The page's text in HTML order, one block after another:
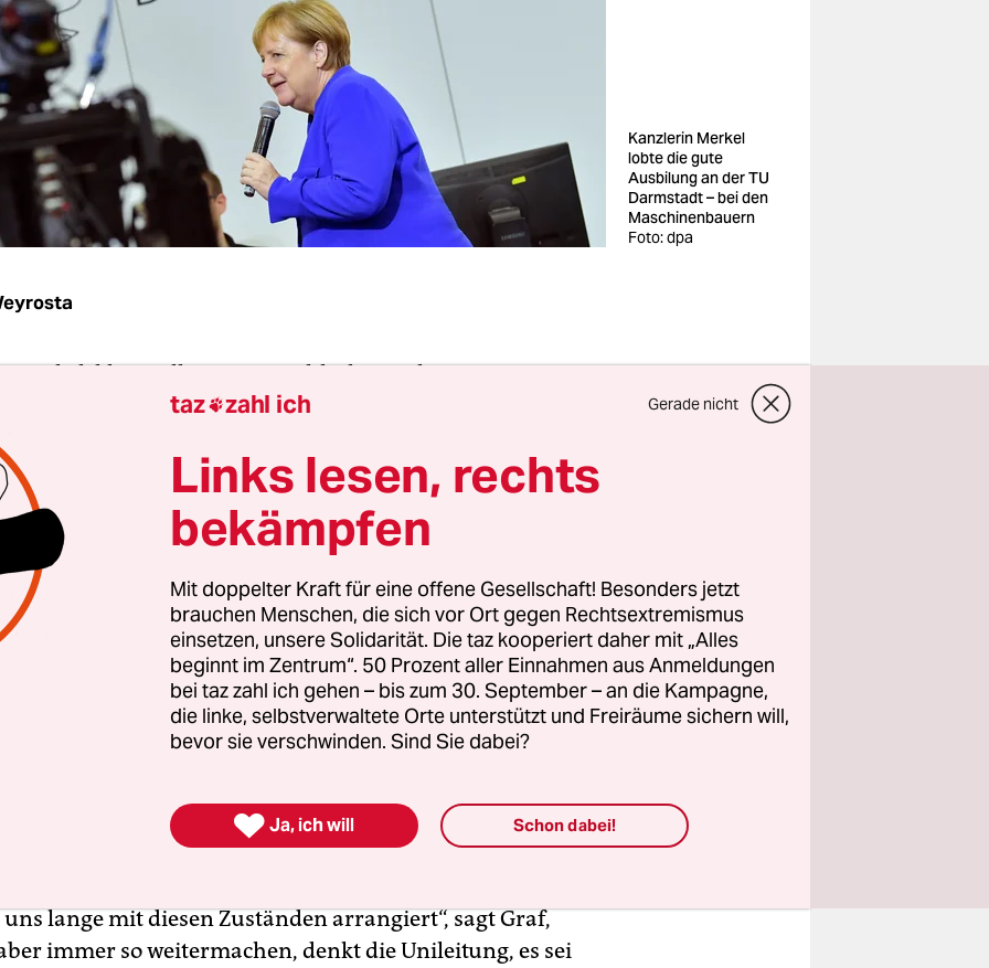
Kanzlerin Merkel
lobte die gute
Ausbilung an der TU
Darmstadt – bei den
Maschinenbauern
Foto: dpa
Blick klingt alles wie ein schlechter Scherz:
in Darmstadt haben gegen ein tropfendes Dach
600 Studenten der Technischen Universität gingen
Woche auf die Straße, weil seit Monaten der Regen durch
ihre teuren Baumodelle tropft. Es geht um das massive
auf dem Campus Lichtwiese, entworfen im Stil des
viel roher Beton. 1968 gebaut und seitdem nur spärlich
studiert Architektur in Darmstadt und erzählt von
in denen er dort im dicken Wollmantel über
lehnt und mit frostigen Fingern kleine Fenster aus
schneidet. „Es ist einfach immer kalt. Ständig
Woche mit Freunden die Studentenproteste in Darmstadt
Rund tausend Studenten bestreikten die
uns lange mit diesen Zuständen arrangiert“, sagt Graf,
immer so weitermachen, denkt die Unileitung, es sei
taz zahl ich Gerade nicht
Links lesen, rechts
bekämpfen
Mit doppelter Kraft für eine offene Gesellschaft! Besonders jetzt
brauchen Menschen, die sich vor Ort gegen Rechtsextremismus
einsetzen, unsere Solidarität. Die taz kooperiert daher mit „Alles
beginnt im Zentrum“. 50 Prozent aller Einnahmen aus Anmeldungen
bei taz zahl ich gehen – bis zum 30. September – an die Kampagne,
die linke, selbstverwaltete Orte unterstützt und Freiräume sichern will,
bevor sie verschwinden. Sind Sie dabei?
 Ja, ich will Schon dabei!